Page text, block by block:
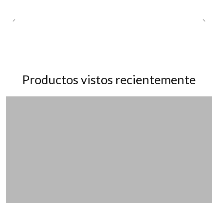
Productos vistos recientemente